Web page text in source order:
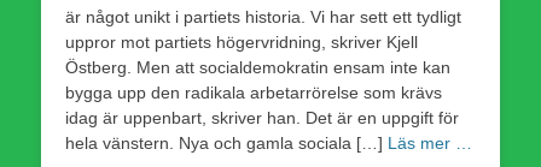
är något unikt i partiets historia. Vi har sett ett tydligt
uppror mot partiets högervridning, skriver Kjell
Östberg. Men att socialdemokratin ensam inte kan
bygga upp den radikala arbetarrörelse som krävs
idag är uppenbart, skriver han. Det är en uppgift för
hela vänstern. Nya och gamla sociala […] Läs mer …